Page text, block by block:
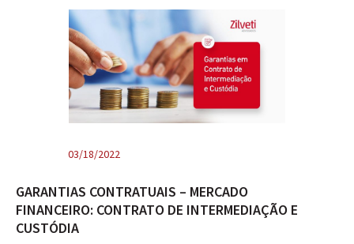
03/18/2022
GARANTIAS CONTRATUAIS – MERCADO
FINANCEIRO: CONTRATO DE INTERMEDIAÇÃO E
CUSTÓDIA